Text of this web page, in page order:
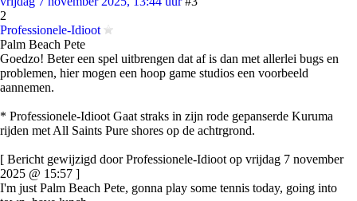
2
Professionele-Idioot
Palm Beach Pete
Goedzo! Beter een spel uitbrengen dat af is dan met allerlei bugs en
problemen, hier mogen een hoop game studios een voorbeeld
aannemen.
* Professionele-Idioot Gaat straks in zijn rode gepanserde Kuruma
rijden met All Saints Pure shores op de achtrgrond.
[ Bericht gewijzigd door Professionele-Idioot op vrijdag 7 november
2025 @ 15:57 ]
I'm just Palm Beach Pete, gonna play some tennis today, going into